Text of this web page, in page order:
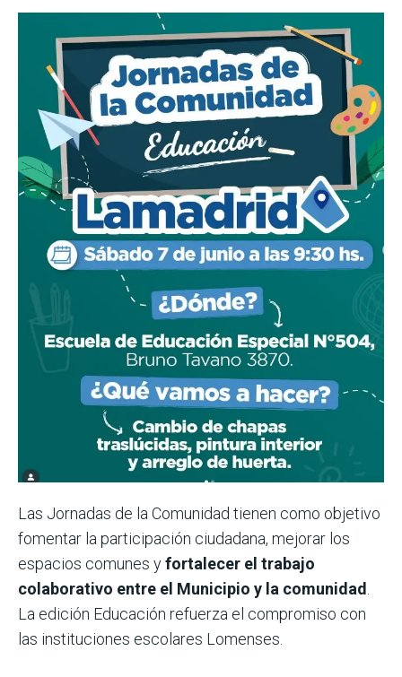
Las Jornadas de la Comunidad tienen como objetivo
fomentar la participación ciudadana, mejorar los
espacios comunes yfortalecer el trabajo
colaborativo entre el Municipio y la comunidad
La edición Educación refuerza el compromiso con
las instituciones escolares Lomenses.